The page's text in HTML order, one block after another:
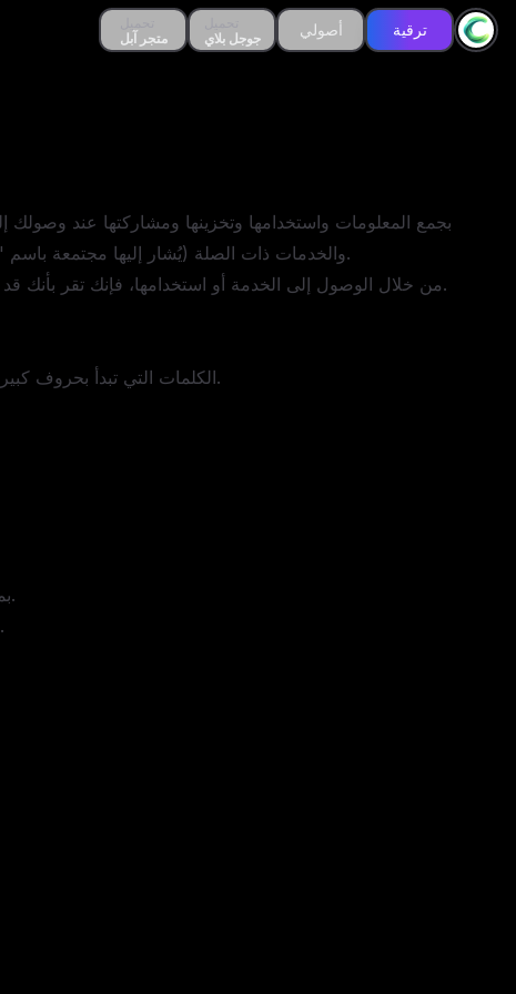
متجر آبل
جوجل بلاي
أصولي ترقية
تحميل
متجر آبل
تحميل
جوجل بلاي
أصولي ترقية
التطبيقات (APIs) والخدمات ذات الصلة (يُشار إليها مجتمعة باسم "الخدمة") أو استخدامها. توضح هذه السياسة حقوق الخصوصية الخاصة بك وكيفية حماية القوانين المعمول بها لك.
من خلال الوصول إلى الخدمة أو استخدامها، فإنك تقر بأنك قد قرأت وفهمت سياسة الخصوصية هذه وتوافق على الممارسات الموضحة فيها. إذا كنت لا توافق، يرجى التوقف عن استخدام الخدمة.
الكلمات التي تبدأ بحروف كبيرة لها معانٍ محددة بموجب هذا القسم. تسري هذه التعريفات بغض النظر عما إذا كانت المصطلحات تظهر في صيغة المفرد أو الجمع.
تشير إلى المنتجات والأدوات المدعومة بالذكاء الاصطناعي التي تقدمها Creen AI، بما في ذلك ميزات إنشاء المحتوى وتحليله.
يعني أي نصوص أو صور أو مقاطع فيديو أو مطالبات أو مواد أخرى يقدمها المستخدمون أو يتم إنشاؤها بواسطتهم.